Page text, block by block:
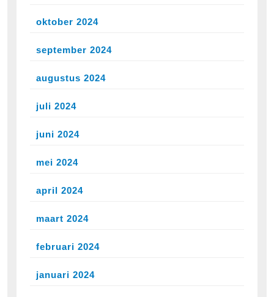
oktober 2024
september 2024
augustus 2024
juli 2024
juni 2024
mei 2024
april 2024
maart 2024
februari 2024
januari 2024